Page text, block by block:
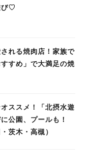
び♡
される焼肉店！家族で
すめ」で大満足の焼
オススメ！「北摂水遊
公園、プールも！
茨木・高槻）